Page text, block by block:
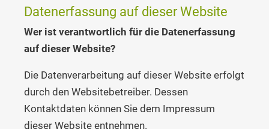
Datenerfassung auf dieser Website
Wer ist verantwortlich für die Datenerfassung
auf dieser Website?
Die Datenverarbeitung auf dieser Website erfolgt
durch den Websitebetreiber. Dessen
Kontaktdaten können Sie dem Impressum
dieser Website entnehmen.